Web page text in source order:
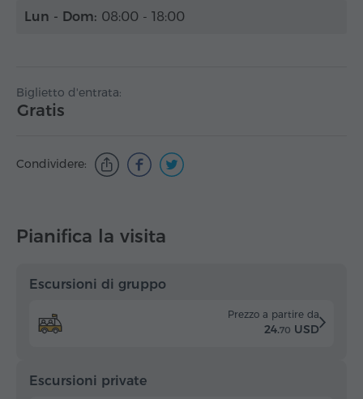
Lun - Dom: 08:00 - 18:00
Biglietto d'entrata:
Gratis
Condividere:
Pianifica la visita
Escursioni di gruppo
Prezzo a partire da
24.70 USD
Escursioni private